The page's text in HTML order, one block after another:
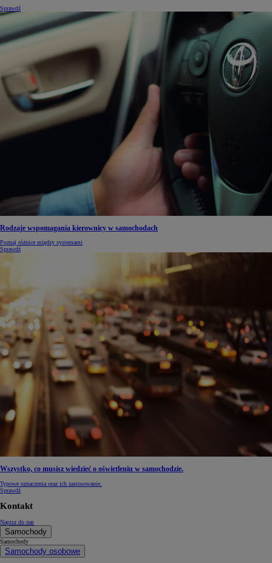
Sprawdź
Rodzaje wspomagania kierownicy w samochodach
Poznaj różnice między systemami
Sprawdź
Wszystko, co musisz wiedzieć o oświetleniu w samochodzie.
Typowe oznaczenia oraz ich zastosowanie.
Sprawdź
Kontakt
Napisz do nas
Samochody
Samochody
Samochody osobowe